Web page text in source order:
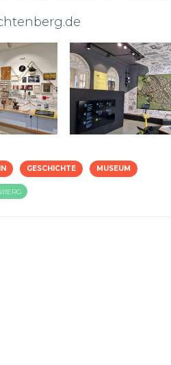
GESCHICHTE MUSEUM